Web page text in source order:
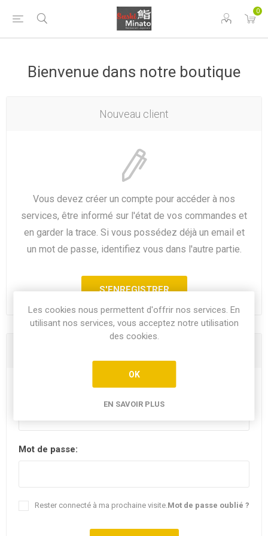
0
Bienvenue dans notre boutique
Nouveau client
Vous devez créer un compte pour accéder à nos
services, être informé sur l'état de vos commandes et
en garder la trace. Si vous possédez déjà un email et
un mot de passe, identifiez vous dans l'autre partie.
Mot de passe:
Mot de passe oublié ?
Rester connecté à ma prochaine visite.
Les cookies nous permettent d'offrir nos services. En
utilisant nos services, vous acceptez notre utilisation
des cookies.
OK
EN SAVOIR PLUS